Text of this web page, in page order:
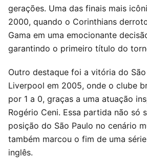
gerações. Uma das finais mais
2000, quando o Corinthians
Gama em uma emocionante
garantindo o primeiro título do
Outro destaque foi a vitória do
Liverpool em 2005, onde o clube
por 1 a 0, graças a uma atuação
Rogério Ceni. Essa partida não só
posição do São Paulo no cenário
também marcou o fim de uma
inglês.